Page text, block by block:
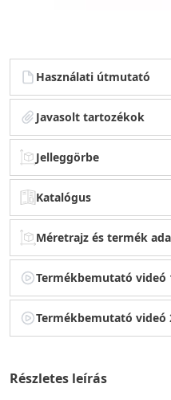
Használati útmutató
Javasolt tartozékok
Jelleggörbe
Katalógus
Méretrajz és termék
Termékbemutató videó
Termékbemutató videó
Részletes leírás